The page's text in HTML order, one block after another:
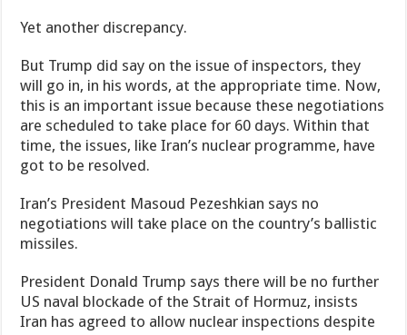
Yet another discrepancy.
But Trump did say on the issue of inspectors, they
will go in, in his words, at the appropriate time. Now,
this is an important issue because these negotiations
are scheduled to take place for 60 days. Within that
time, the issues, like Iran’s nuclear programme, have
got to be resolved.
Iran’s President Masoud Pezeshkian says no
negotiations will take place on the country’s ballistic
missiles.
President Donald Trump says there will be no further
US naval blockade of the Strait of Hormuz, insists
Iran has agreed to allow nuclear inspections despite